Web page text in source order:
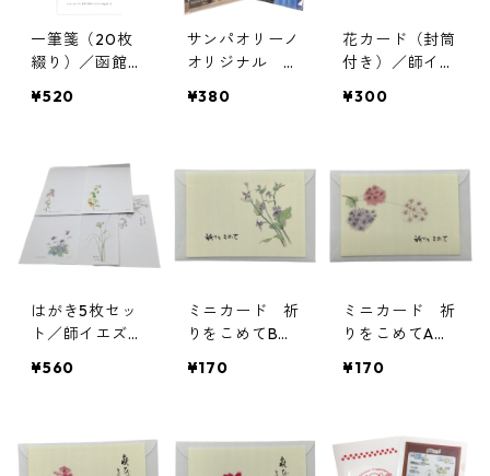
一筆箋（20枚
綴り）／函館ト
院 天使園
¥520
サンパオリーノ
オリジナル ク
枚セット（A4)
¥380
花カード（封筒
付き）／師イエ
¥300
はがき5枚セッ
ト／師イエズス
¥560
ミニカード 祈
りをこめてB
¥170
ミニカード 祈
りをこめてA
¥170